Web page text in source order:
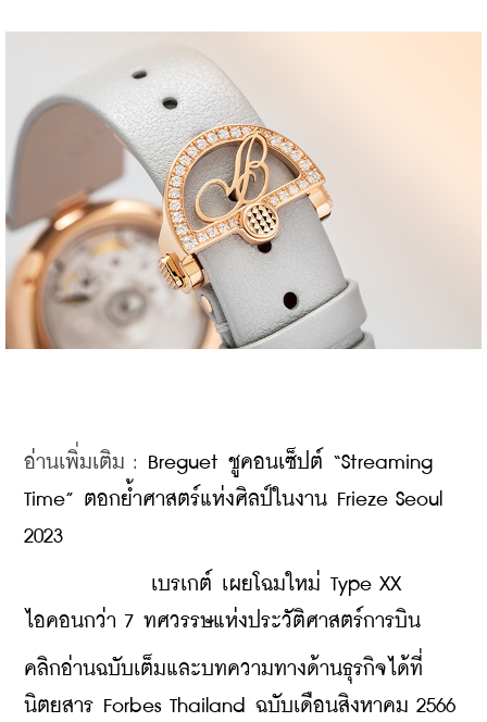
อ่านเพิ่มเติม :
Breguet ชูคอนเซ็ปต์ “Streaming
Time” ตอกย้ำศาสตร์แห่งศิลป์ในงาน Frieze Seoul
2023
เบรเกต์ เผยโฉมใหม่ Type XX
ไอคอนกว่า 7 ทศวรรษแห่งประวัติศาสตร์การบิน
คลิกอ่านฉบับเต็มและบทความทางด้านธุรกิจได้ที่
นิตยสาร Forbes Thailand ฉบับเดือนสิงหาคม 2566